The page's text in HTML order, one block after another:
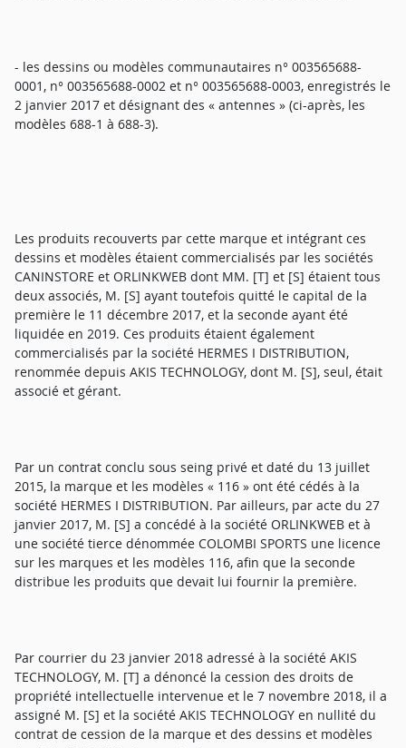
- les dessins ou modèles communautaires n° 003565688-
0001, n° 003565688-0002 et n° 003565688-0003, enregistrés le
2 janvier 2017 et désignant des « antennes » (ci-après, les
modèles 688-1 à 688-3).
Les produits recouverts par cette marque et intégrant ces
dessins et modèles étaient commercialisés par les sociétés
CANINSTORE et ORLINKWEB dont MM. [T] et [S] étaient tous
deux associés, M. [S] ayant toutefois quitté le capital de la
première le 11 décembre 2017, et la seconde ayant été
liquidée en 2019. Ces produits étaient également
commercialisés par la société HERMES I DISTRIBUTION,
renommée depuis AKIS TECHNOLOGY, dont M. [S], seul, était
associé et gérant.
Par un contrat conclu sous seing privé et daté du 13 juillet
2015, la marque et les modèles « 116 » ont été cédés à la
société HERMES I DISTRIBUTION. Par ailleurs, par acte du 27
janvier 2017, M. [S] a concédé à la société ORLINKWEB et à
une société tierce dénommée COLOMBI SPORTS une licence
sur les marques et les modèles 116, afin que la seconde
distribue les produits que devait lui fournir la première.
Par courrier du 23 janvier 2018 adressé à la société AKIS
TECHNOLOGY, M. [T] a dénoncé la cession des droits de
propriété intellectuelle intervenue et le 7 novembre 2018, il a
assigné M. [S] et la société AKIS TECHNOLOGY en nullité du
contrat de cession de la marque et des dessins et modèles